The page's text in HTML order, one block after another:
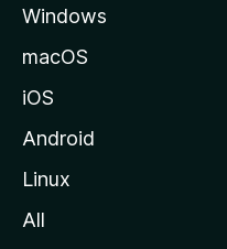
M
i
l
Windows
macOS
iOS
Android
Linux
All